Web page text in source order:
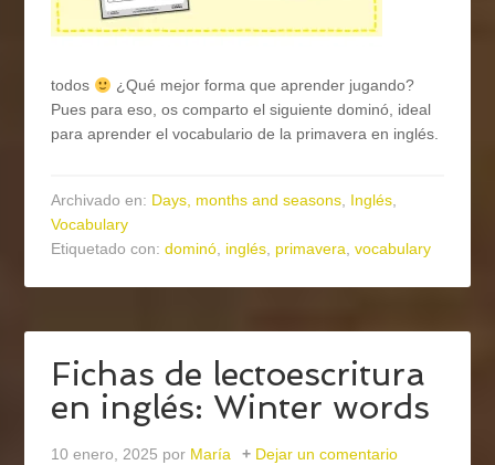
todos
¿Qué mejor forma que aprender jugando?
Pues para eso, os comparto el siguiente dominó, ideal
para aprender el vocabulario de la primavera en inglés.
Archivado en: Days, months and seasons, Inglés,
Vocabulary
Etiquetado con:dominó, inglés, primavera,vocabulary
Fichas de lectoescritura
en inglés: Winter words
10 enero, 2025 por María Dejar un comentario